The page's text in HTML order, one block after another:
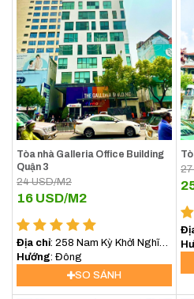
Tòa nhà Galleria Office Building
Quận 3
24USD/M2
16 USD/M2
Địa chỉ: 258 Nam Kỳ Khởi Nghĩa,
Phường 8, Quận 3
Hướng : Đông
SO SÁNH
27